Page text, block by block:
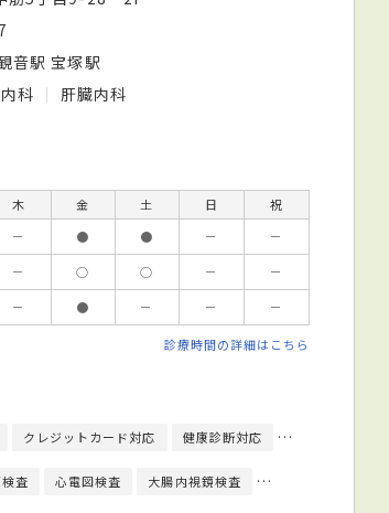
音駅 宝塚駅
科 肝臓内科
木 金 土 日
祝
－ ● ● －
－
－ ○ ○ －
－
－ ● － － －
診療時間の詳細はこちら
クレジットカード対応 健康診断対応 日本内科学会総
査 心電図検査 大腸内視鏡検査 超音波検査 内